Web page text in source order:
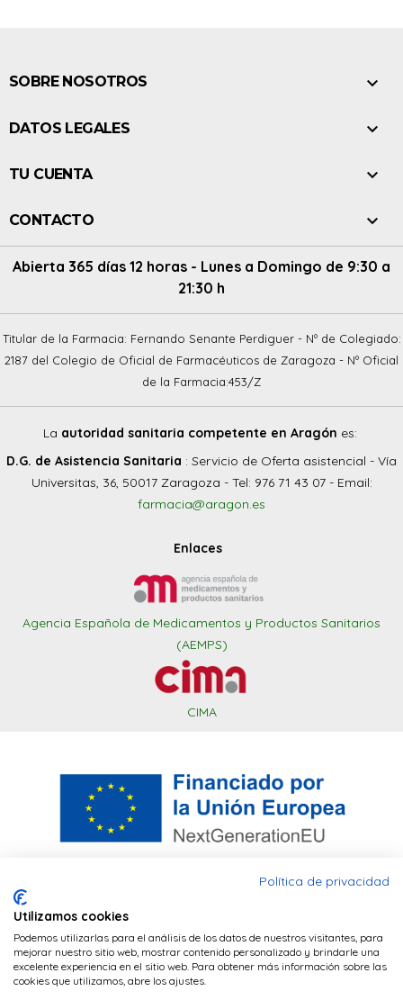
mantener la sesión del navegador y cookies
de terceros (Google Analytics) para realizar
tareas de analítica de visitas.
SOBRE NOSOTROS 
DATOS LEGALES 
TU CUENTA 
CONTACTO 
Abierta 365 días 12 horas - Lunes a Domingo de 9:30 a
21:30 h
Titular de la Farmacia: Fernando Senante Perdiguer - Nº de Colegiado:
2187 del Colegio de Oficial de Farmacéuticos de Zaragoza - Nº Oficial
de la Farmacia:453/Z
La autoridad sanitaria competente en Aragón es:
D.G. de Asistencia Sanitaria : Servicio de Oferta asistencial - Vía
Universitas, 36, 50017 Zaragoza - Tel: 976 71 43 07 - Email:
farmacia@aragon.es
Enlaces
Agencia Española de Medicamentos y Productos Sanitarios
(AEMPS)
CIMA
Financiado por la Unión Europea – NextGenerationEU. Sin
embargo, los puntos de vista y las opiniones expresadas son
únicamente los del autor o autores y no reflejan
necesariamente los de la Unión Europea o la Comisión
Política de privacidad
Utilizamos cookies
Podemos utilizarlas para el análisis de los datos de nuestros visitantes, para
mejorar nuestro sitio web, mostrar contenido personalizado y brindarle una
excelente experiencia en el sitio web. Para obtener más información sobre las
cookies que utilizamos, abre los ajustes.